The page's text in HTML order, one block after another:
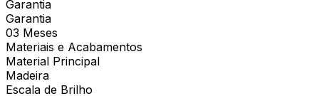
Garantia
Garantia
03 Meses
Materiais e Acabamentos
Material Principal
Madeira
Escala de Brilho